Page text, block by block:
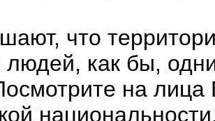
что
людей, как бы,
на